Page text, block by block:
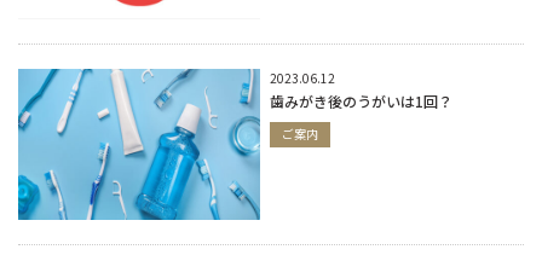
2023.06.12
歯みがき後のうがいは1回？
ご案内